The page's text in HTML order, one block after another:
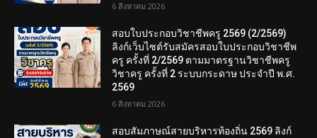
6 สิงหาคม 2026
สอบใบประกอบวิชาชีพครู 2569 (2/2569)
ลิงก์เว็บไซต์รับสมัครสอบใบประกอบวิชาชีพ
ครู ครั้งที่ 2/2569 ตามมาตรฐานวิชาชีพครู
วิชาครู ครั้งที่ 2 ระบบกระดาษ ประจำปี พ.ศ.
2569
6 สิงหาคม 2026
สอบสัมภาษณ์สายบริหารท้องถิ่น 2569 ลิงก์